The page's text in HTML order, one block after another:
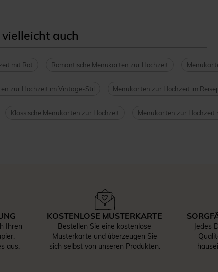
auch
mit Rot Romantische Menükarten zur Hochzeit
zur Hochzeit im Vintage-Stil Menükarten zur Hochzeit im
Klassische Menükarten zur Hochzeit Menükarten zur Hochzeit
Ihren
aus.
KOSTENLOSE MUSTERKARTE
Bestellen Sie eine kostenlose
Musterkarte und überzeugen Sie
sich selbst von unseren Produkten.
Jedes